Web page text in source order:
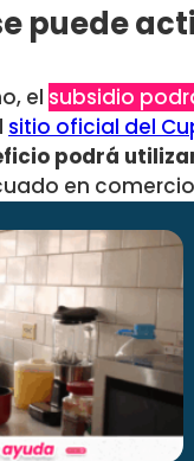
puede
el subsidio
sitio oficial del
podrá
en